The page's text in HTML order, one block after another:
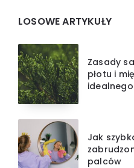
LOSOWE ARTYKUŁY
Zasady
płotu i
Jak
palców